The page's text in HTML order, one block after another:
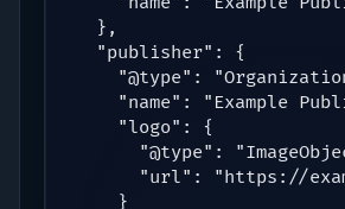
  },
  "publisher": {
"@type":
"name": "Example
    "logo": {
"@type":
"url": "https://
    }